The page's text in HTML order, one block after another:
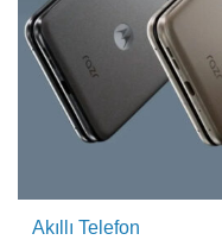
Akıllı Telefon